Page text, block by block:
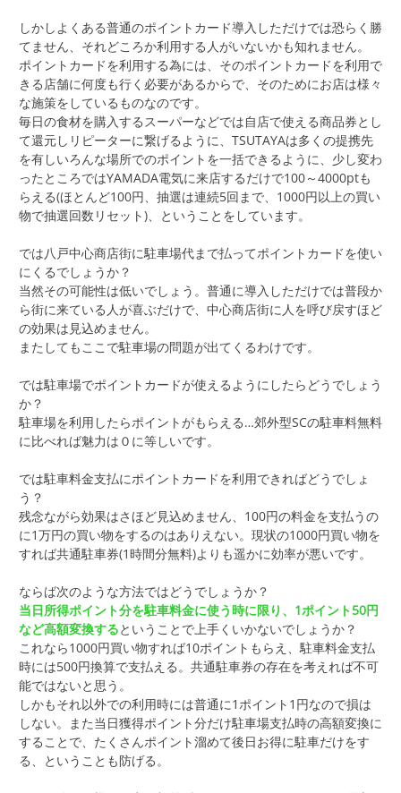
しかしよくある普通のポイントカード導入しただけでは恐らく勝
てません、それどころか利用する人がいないかも知れません。
ポイントカードを利用する為には、そのポイントカードを利用で
きる店舗に何度も行く必要があるからで、そのためにお店は様々
な施策をしているものなのです。
毎日の食材を購入するスーパーなどでは自店で使える商品券とし
て還元しリピーターに繋げるように、TSUTAYAは多くの提携先
を有しいろんな場所でのポイントを一括できるように、少し変わ
ったところではYAMADA電気に来店するだけで100～4000ptも
らえる(ほとんど100円、抽選は連続5回まで、1000円以上の買い
物で抽選回数リセット)、ということをしています。
では八戸中心商店街に駐車場代まで払ってポイントカードを使い
にくるでしょうか？
当然その可能性は低いでしょう。普通に導入しただけでは普段か
ら街に来ている人が喜ぶだけで、中心商店街に人を呼び戻すほど
の効果は見込めません。
またしてもここで駐車場の問題が出てくるわけです。
では駐車場でポイントカードが使えるようにしたらどうでしょう
か？
駐車場を利用したらポイントがもらえる…郊外型SCの駐車料無料
に比べれば魅力は０に等しいです。
では駐車料金支払にポイントカードを利用できればどうでしょ
う？
残念ながら効果はさほど見込めません、100円の料金を支払うの
に1万円の買い物をするのはありえない。現状の1000円買い物を
すれば共通駐車券(1時間分無料)よりも遥かに効率が悪いです。
ならば次のような方法ではどうでしょうか？
当日所得ポイント分を駐車料金に使う時に限り、1ポイント50円
など高額変換するということで上手くいかないでしょうか？
これなら1000円買い物すれば10ポイントもらえ、駐車料金支払
時には500円換算で支払える。共通駐車券の存在を考えれば不可
能ではないと思う。
しかもそれ以外での利用時には普通に1ポイント1円なので損は
しない。また当日獲得ポイント分だけ駐車場支払時の高額変換に
することで、たくさんポイント溜めて後日お得に駐車だけをす
る、ということも防げる。